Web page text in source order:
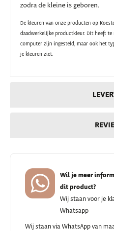
zodra de kleine is geboren.
De kleuren van onze producten op
daadwerkelijke productkleur. Dit heeft
computer zijn ingesteld, maar ook het
je kleuren ziet.
Wil je meer
dit product?
Wij staan voor je
Whatsapp
Wij staan via WhatsApp van